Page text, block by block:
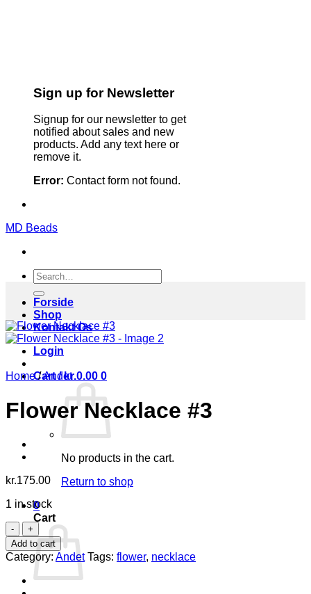
Sign up for Newsletter
Signup for our newsletter to get
notified about sales and new
products. Add any text here or
remove it.
Error: Contact form not found.
MD Beads
Search
for:
Forside
Shop
Kontakt Os
Login
Cart /kr.0.00 0
No products in the cart.
Return to shop
0
Cart
Home /Andet
Flower Necklace #3
kr.175.00
1 in stock
Flower
Necklace
#3
quantity
Add to cart
Category: Andet Tags: flower, necklace